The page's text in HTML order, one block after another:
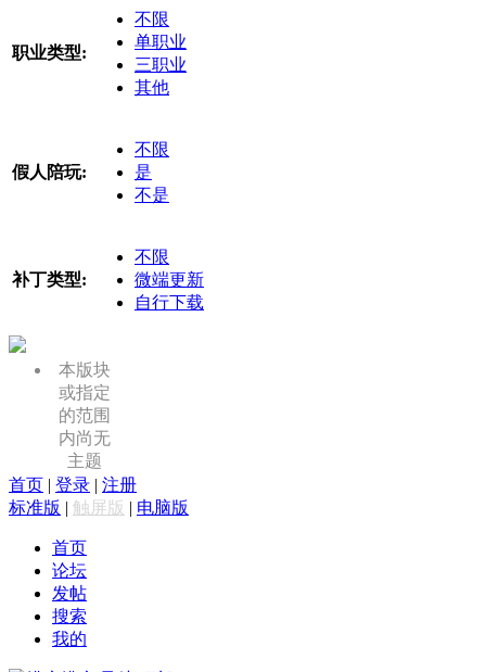
职业类型:
不限
单职业
三职业
其他
假人陪玩:
不限
是
不是
补丁类型:
不限
微端更新
自行下载
本版块
或指定
的范围
内尚无
主题
首页 | 登录 | 注册
标准版 | 触屏版 | 电脑版
首页
论坛
发帖
搜索
我的